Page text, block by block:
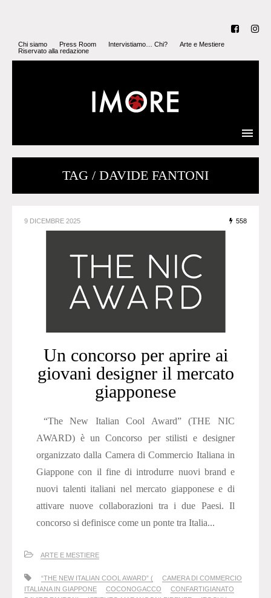
Chi siamo Press Room Intervistiamo… Chi?
Arte e Mestiere
Riservato alla redazione
TAG / DAVIDE FANTONI
9 DICEMBRE 2025 558
Un concorso per aprire ai
giovani designer il mercato
giapponese
“The New Italian Cool Award” (THE NIC
AWARD) è un Concorso per stilisti e designer
organizzato dalla Camera di Commercio Italiana in
Giappone con il fine di introdurre nuovi brand e
nuovi talenti italiani nel mercato giapponese e di
attivare nuove collaborazioni tra i due Paesi. Il
concorso si definisce come un ponte tra Italia...
ARTE E MESTIERE
“THE NEW ITALIAN COOL AWARD” (
CAMERA DI COMMERCIO
ITALIANA IN GIAPPONE
COCONOGACCO
CONFARTIGIANATO